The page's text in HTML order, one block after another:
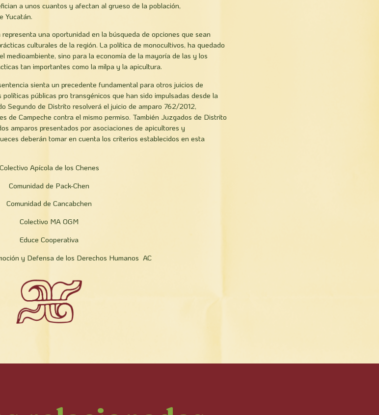
a unos cuantos y afectan al grueso de la población,
Yucatán.
una oportunidad en la búsqueda de opciones que sean
culturales de la región. La política de monocultivos, ha quedado
medioambiente, sino para la economía de la mayoría de las y los
tan importantes como la milpa y la apicultura.
sienta un precedente fundamental para otros juicios de
públicas pro transgénicos que han sido impulsadas desde la
Segundo de Distrito resolverá el juicio de amparo 762/2012,
de Campeche contra el mismo permiso. También Juzgados de Distrito
amparos presentados por asociaciones de apicultores y
deberán tomar en cuenta los criterios establecidos en esta
Colectivo Apícola de los Chenes
Comunidad de Pack-Chen
Comunidad de Cancabchen
Colectivo MA OGM
Educe Cooperativa
y Defensa de los Derechos Humanos AC